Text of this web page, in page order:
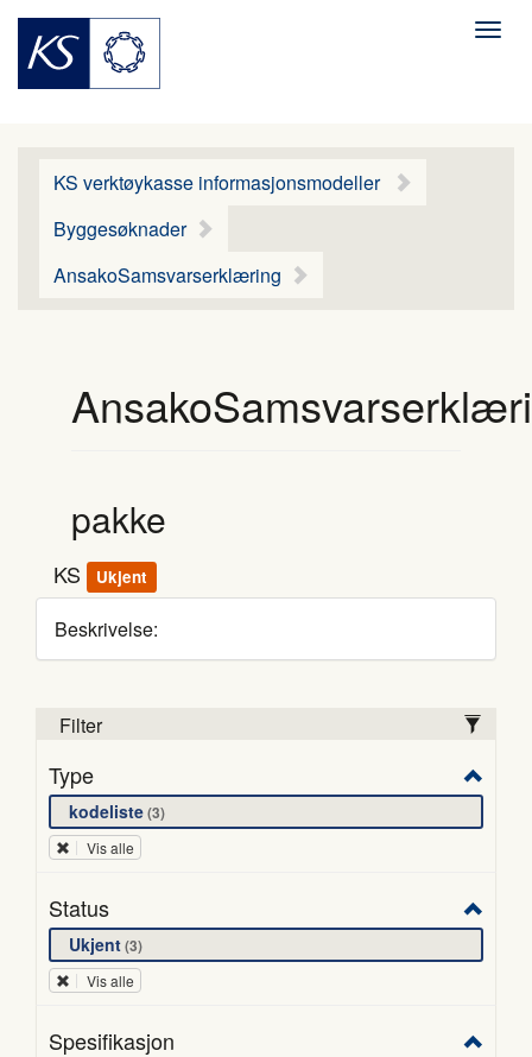
Meny
KS verktøykasse informasjonsmodeller
Byggesøknader
AnsakoSamsvarserklæring
pakke
KS Ukjent
Beskrivelse:
Filter
Type
kodeliste3
Vis alle
Status
Ukjent3
Vis alle
Spesifikasjon